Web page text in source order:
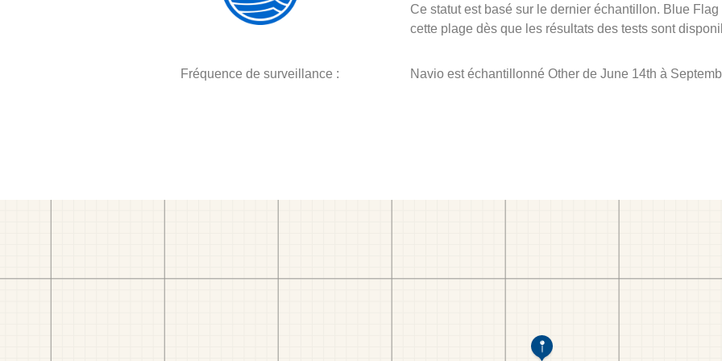
Ce statut est basé sur le dernier échantillon. Blue
cette plage dès que les résultats des tests sont
Fréquence de surveillance : Navio est échantillonné Other de June 14th à